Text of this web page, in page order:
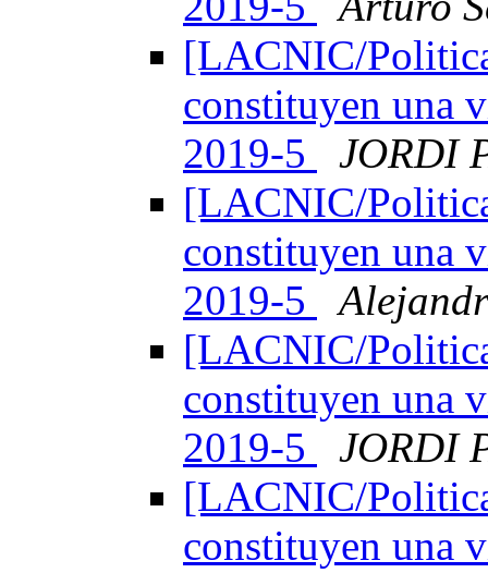
[LACNIC/
constituyen una
2019-5
JORDI
[LACNIC/
constituyen una
2019-5
[LACNIC/
constituyen una
2019-5
JORDI
[LACNIC/
constituyen una